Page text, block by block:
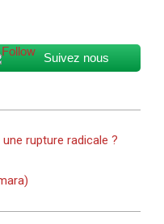
Suivez nous
rupture radicale ?